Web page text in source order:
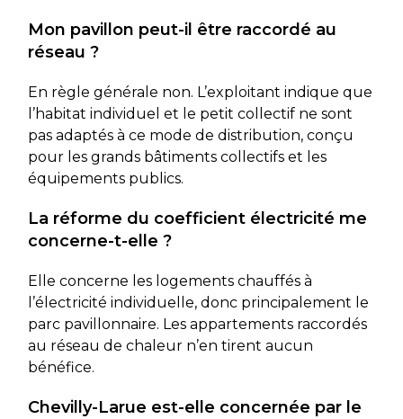
Mon pavillon peut-il être raccordé au
réseau ?
En règle générale non. L’exploitant indique que
l’habitat individuel et le petit collectif ne sont
pas adaptés à ce mode de distribution, conçu
pour les grands bâtiments collectifs et les
équipements publics.
La réforme du coefficient électricité me
concerne-t-elle ?
Elle concerne les logements chauffés à
l’électricité individuelle, donc principalement le
parc pavillonnaire. Les appartements raccordés
au réseau de chaleur n’en tirent aucun
bénéfice.
Chevilly-Larue est-elle concernée par le